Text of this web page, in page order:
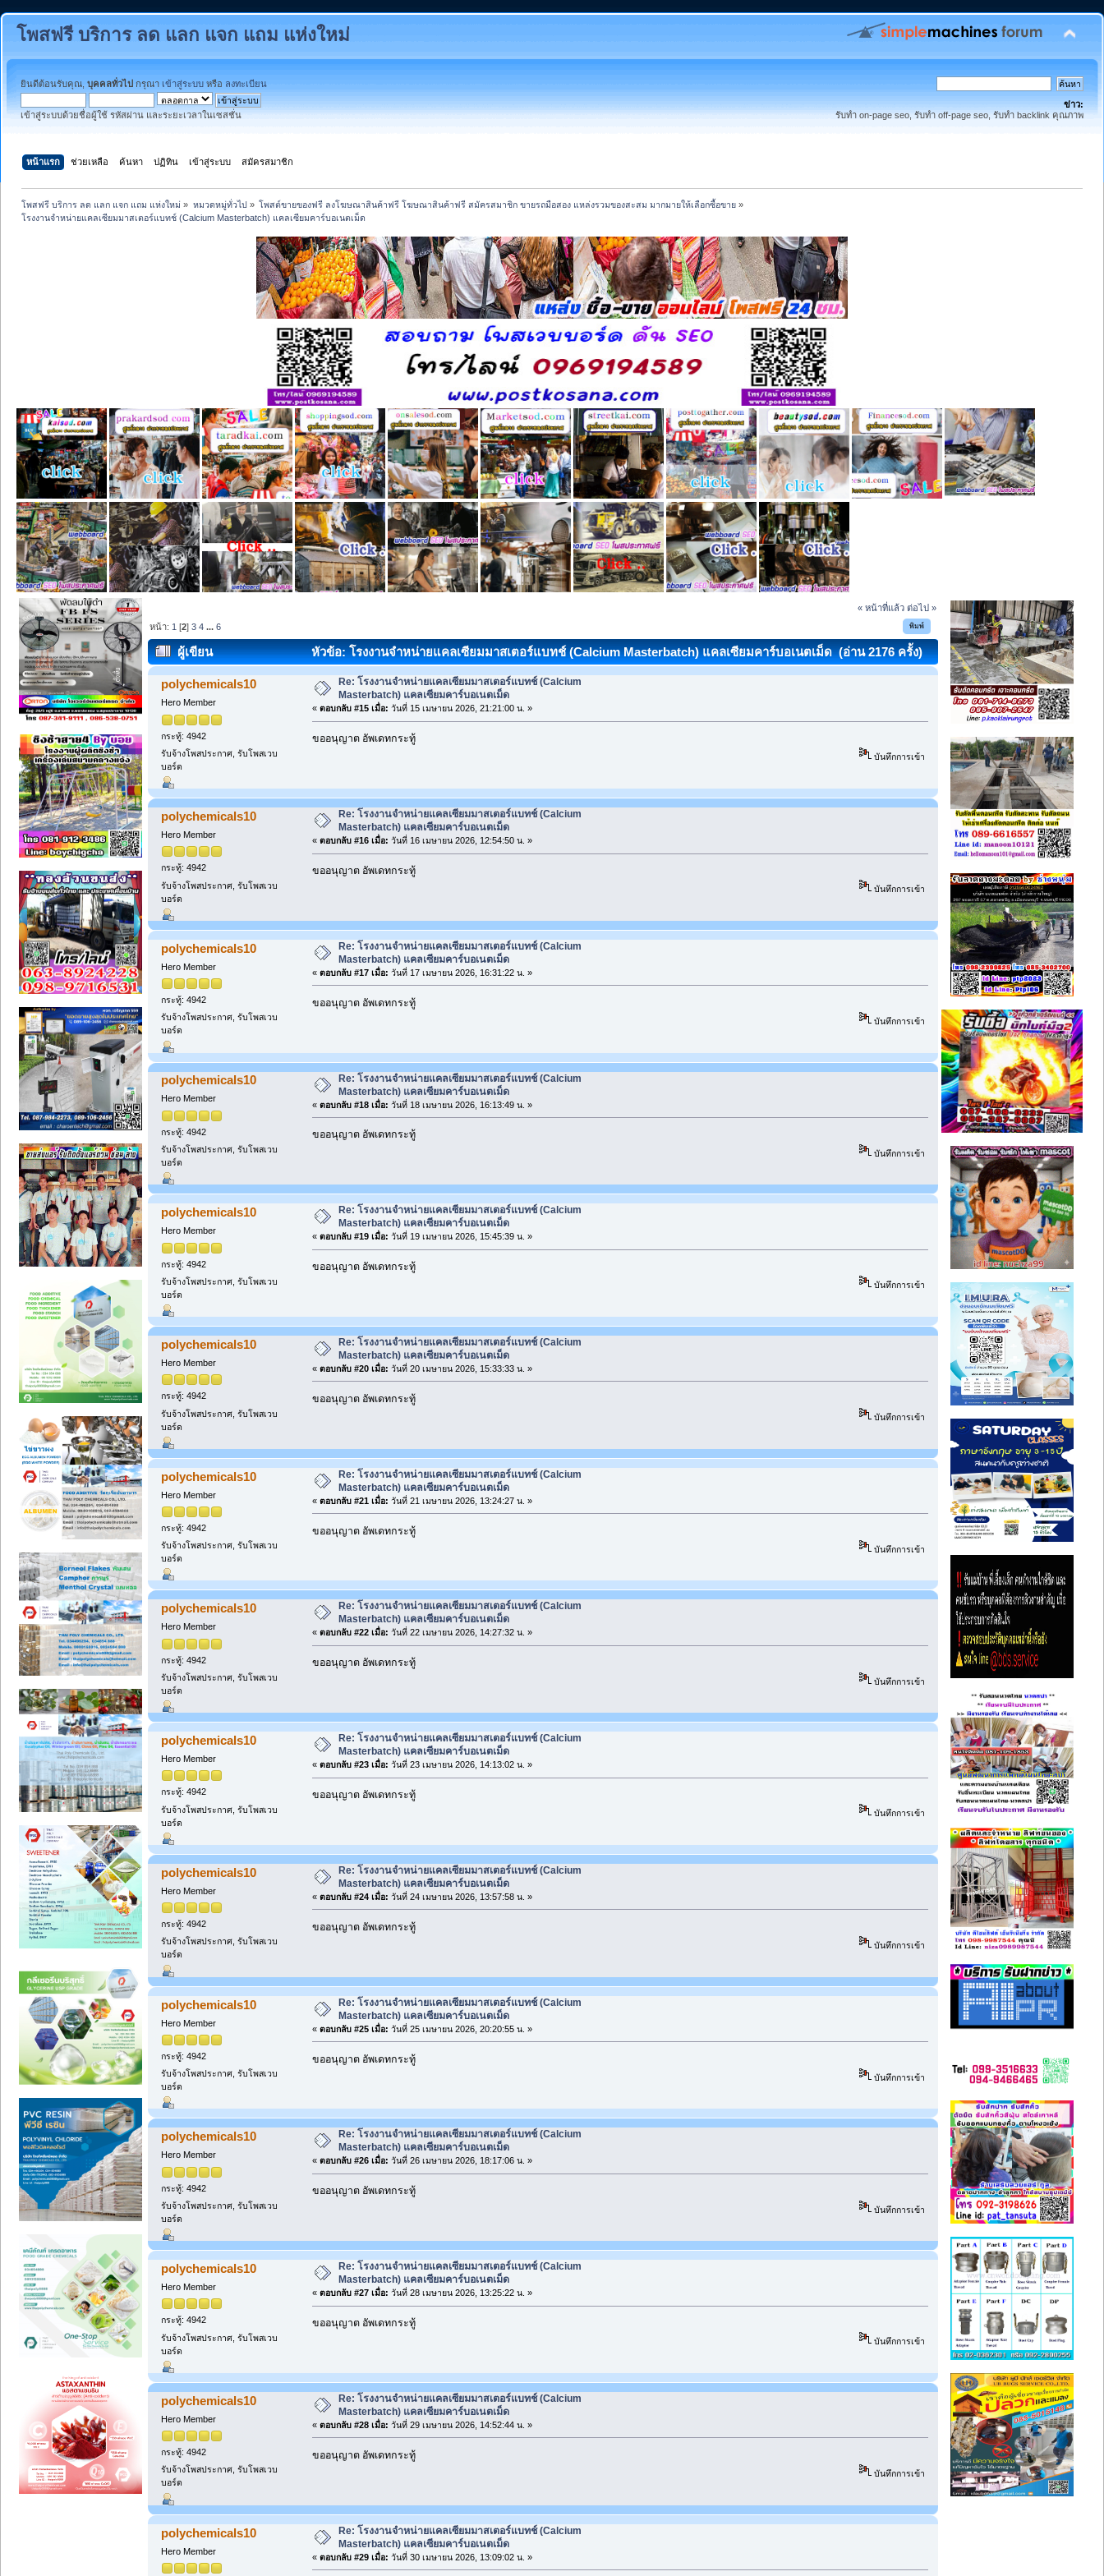
โพสฟรี บริการ ลด แลก แจก แถม แห่งใหม่
ยินดีต้อนรับคุณ, บุคคลทั่วไป กรุณา เข้าสู่ระบบ หรือ ลงทะเบียน
เข้าสู่ระบบด้วยชื่อผู้ใช้ รหัสผ่าน และระยะเวลาในเซสชั่น
ข่าว:
รับทำ on-page seo, รับทำ off-page seo, รับทำ backlink คุณภาพ
หน้าแรก ช่วยเหลือ ค้นหา ปฏิทิน เข้าสู่ระบบ สมัครสมาชิก
โพสฟรี บริการ ลด แลก แจก แถม แห่งใหม่ » หมวดหมู่ทั่วไป» โพสต์ขายของฟรี ลงโฆษณาสินค้าฟรี โฆษณาสินค้าฟรี สมัครสมาชิก ขายรถมือสอง แหล่งรวมของสะสม มากมายให้เลือกซื้อขาย»
โรงงานจำหน่ายแคลเซียมมาสเตอร์แบทช์ (Calcium Masterbatch) แคลเซียมคาร์บอเนตเม็ด
« หน้าที่แล้ว ต่อไป »
พิมพ์
หน้า: 1 [2]3 4 ...6
ผู้เขียน หัวข้อ: โรงงานจำหน่ายแคลเซียมมาสเตอร์แบทช์ (Calcium Masterbatch) แคลเซียมคาร์บอเนตเม็ด (อ่าน 2176 ครั้ง)
polychemicals10
Hero Member
กระทู้: 4942
รับจ้างโพสประกาศ, รับโพสเวบ
บอร์ด
Re: โรงงานจำหน่ายแคลเซียมมาสเตอร์แบทช์ (Calcium
Masterbatch) แคลเซียมคาร์บอเนตเม็ด
« ตอบกลับ #15 เมื่อ: วันที่ 15 เมษายน 2026, 21:21:00 น. »
ขออนุญาต อัพเดทกระทู้
บันทึกการเข้า
polychemicals10
Hero Member
กระทู้: 4942
รับจ้างโพสประกาศ, รับโพสเวบ
บอร์ด
Re: โรงงานจำหน่ายแคลเซียมมาสเตอร์แบทช์ (Calcium
Masterbatch) แคลเซียมคาร์บอเนตเม็ด
« ตอบกลับ #16 เมื่อ: วันที่ 16 เมษายน 2026, 12:54:50 น. »
ขออนุญาต อัพเดทกระทู้
บันทึกการเข้า
polychemicals10
Hero Member
กระทู้: 4942
รับจ้างโพสประกาศ, รับโพสเวบ
บอร์ด
Re: โรงงานจำหน่ายแคลเซียมมาสเตอร์แบทช์ (Calcium
Masterbatch) แคลเซียมคาร์บอเนตเม็ด
« ตอบกลับ #17 เมื่อ: วันที่ 17 เมษายน 2026, 16:31:22 น. »
ขออนุญาต อัพเดทกระทู้
บันทึกการเข้า
polychemicals10
Hero Member
กระทู้: 4942
รับจ้างโพสประกาศ, รับโพสเวบ
บอร์ด
Re: โรงงานจำหน่ายแคลเซียมมาสเตอร์แบทช์ (Calcium
Masterbatch) แคลเซียมคาร์บอเนตเม็ด
« ตอบกลับ #18 เมื่อ: วันที่ 18 เมษายน 2026, 16:13:49 น. »
ขออนุญาต อัพเดทกระทู้
บันทึกการเข้า
polychemicals10
Hero Member
กระทู้: 4942
รับจ้างโพสประกาศ, รับโพสเวบ
บอร์ด
Re: โรงงานจำหน่ายแคลเซียมมาสเตอร์แบทช์ (Calcium
Masterbatch) แคลเซียมคาร์บอเนตเม็ด
« ตอบกลับ #19 เมื่อ: วันที่ 19 เมษายน 2026, 15:45:39 น. »
ขออนุญาต อัพเดทกระทู้
บันทึกการเข้า
polychemicals10
Hero Member
กระทู้: 4942
รับจ้างโพสประกาศ, รับโพสเวบ
บอร์ด
Re: โรงงานจำหน่ายแคลเซียมมาสเตอร์แบทช์ (Calcium
Masterbatch) แคลเซียมคาร์บอเนตเม็ด
« ตอบกลับ #20 เมื่อ: วันที่ 20 เมษายน 2026, 15:33:33 น. »
ขออนุญาต อัพเดทกระทู้
บันทึกการเข้า
polychemicals10
Hero Member
กระทู้: 4942
รับจ้างโพสประกาศ, รับโพสเวบ
บอร์ด
Re: โรงงานจำหน่ายแคลเซียมมาสเตอร์แบทช์ (Calcium
Masterbatch) แคลเซียมคาร์บอเนตเม็ด
« ตอบกลับ #21 เมื่อ: วันที่ 21 เมษายน 2026, 13:24:27 น. »
ขออนุญาต อัพเดทกระทู้
บันทึกการเข้า
polychemicals10
Hero Member
กระทู้: 4942
รับจ้างโพสประกาศ, รับโพสเวบ
บอร์ด
Re: โรงงานจำหน่ายแคลเซียมมาสเตอร์แบทช์ (Calcium
Masterbatch) แคลเซียมคาร์บอเนตเม็ด
« ตอบกลับ #22 เมื่อ: วันที่ 22 เมษายน 2026, 14:27:32 น. »
ขออนุญาต อัพเดทกระทู้
บันทึกการเข้า
polychemicals10
Hero Member
กระทู้: 4942
รับจ้างโพสประกาศ, รับโพสเวบ
บอร์ด
Re: โรงงานจำหน่ายแคลเซียมมาสเตอร์แบทช์ (Calcium
Masterbatch) แคลเซียมคาร์บอเนตเม็ด
« ตอบกลับ #23 เมื่อ: วันที่ 23 เมษายน 2026, 14:13:02 น. »
ขออนุญาต อัพเดทกระทู้
บันทึกการเข้า
polychemicals10
Hero Member
กระทู้: 4942
รับจ้างโพสประกาศ, รับโพสเวบ
บอร์ด
Re: โรงงานจำหน่ายแคลเซียมมาสเตอร์แบทช์ (Calcium
Masterbatch) แคลเซียมคาร์บอเนตเม็ด
« ตอบกลับ #24 เมื่อ: วันที่ 24 เมษายน 2026, 13:57:58 น. »
ขออนุญาต อัพเดทกระทู้
บันทึกการเข้า
polychemicals10
Hero Member
กระทู้: 4942
รับจ้างโพสประกาศ, รับโพสเวบ
บอร์ด
Re: โรงงานจำหน่ายแคลเซียมมาสเตอร์แบทช์ (Calcium
Masterbatch) แคลเซียมคาร์บอเนตเม็ด
« ตอบกลับ #25 เมื่อ: วันที่ 25 เมษายน 2026, 20:20:55 น. »
ขออนุญาต อัพเดทกระทู้
บันทึกการเข้า
polychemicals10
Hero Member
กระทู้: 4942
รับจ้างโพสประกาศ, รับโพสเวบ
บอร์ด
Re: โรงงานจำหน่ายแคลเซียมมาสเตอร์แบทช์ (Calcium
Masterbatch) แคลเซียมคาร์บอเนตเม็ด
« ตอบกลับ #26 เมื่อ: วันที่ 26 เมษายน 2026, 18:17:06 น. »
ขออนุญาต อัพเดทกระทู้
บันทึกการเข้า
polychemicals10
Hero Member
กระทู้: 4942
รับจ้างโพสประกาศ, รับโพสเวบ
บอร์ด
Re: โรงงานจำหน่ายแคลเซียมมาสเตอร์แบทช์ (Calcium
Masterbatch) แคลเซียมคาร์บอเนตเม็ด
« ตอบกลับ #27 เมื่อ: วันที่ 28 เมษายน 2026, 13:25:22 น. »
ขออนุญาต อัพเดทกระทู้
บันทึกการเข้า
polychemicals10
Hero Member
กระทู้: 4942
รับจ้างโพสประกาศ, รับโพสเวบ
บอร์ด
Re: โรงงานจำหน่ายแคลเซียมมาสเตอร์แบทช์ (Calcium
Masterbatch) แคลเซียมคาร์บอเนตเม็ด
« ตอบกลับ #28 เมื่อ: วันที่ 29 เมษายน 2026, 14:52:44 น. »
ขออนุญาต อัพเดทกระทู้
บันทึกการเข้า
polychemicals10
Hero Member
Re: โรงงานจำหน่ายแคลเซียมมาสเตอร์แบทช์ (Calcium
Masterbatch) แคลเซียมคาร์บอเนตเม็ด
« ตอบกลับ #29 เมื่อ: วันที่ 30 เมษายน 2026, 13:09:02 น. »